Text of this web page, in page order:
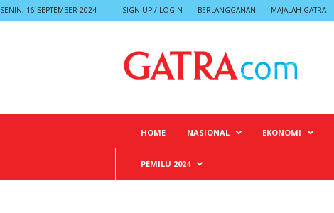
SENIN, 16 SEPTEMBER 2024 SIGN UP / LOGIN BERLANGGANAN MAJALAH GATRA
HOME NASIONAL EKONOMI
PEMILU 2024